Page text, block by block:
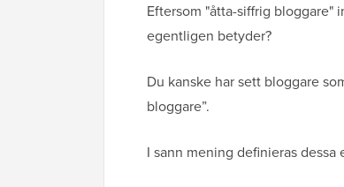
Eftersom "åtta-siffrig bloggare"
egentligen betyder?
Du kanske har sett bloggare
bloggare”.
I sann mening definieras dessa